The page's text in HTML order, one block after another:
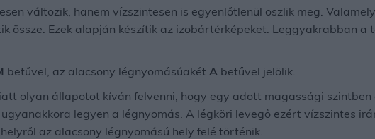
változik, hanem vízszintesen is egyenlőtlenül oszlik meg.
össze. Ezek alapján készítik az izobártérképeket. Leggyakrabban a
betűvel, az alacsony légnyomásúakét A betűvel jelölik.
olyan állapotot kíván felvenni, hogy egy adott magassági szintben
legyen a légnyomás. A légköri levegő ezért vízszintes
az alacsony légnyomású hely felé történik.